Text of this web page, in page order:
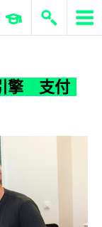
ERP 與商業 AI
擎 支付